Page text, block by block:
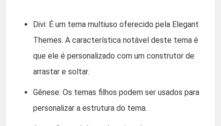
Divi: É um tema multiuso oferecido pela Elegant
Themes. A característica notável deste tema é
que ele é personalizado com um construtor de
arrastar e soltar.
Gênese: Os temas filhos podem ser usados para
personalizar a estrutura do tema.